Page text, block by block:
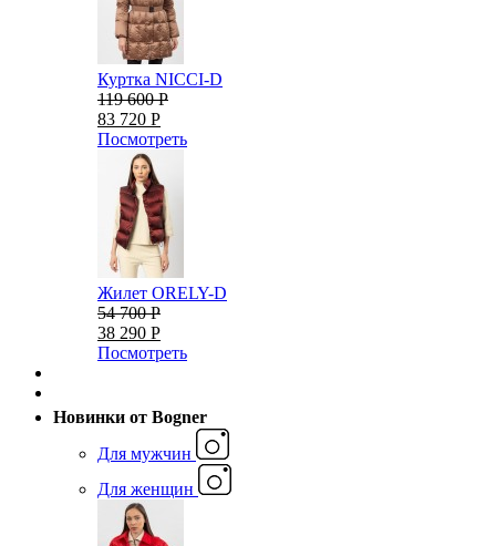
Куртка NICCI-D
119 600 Р
83 720 Р
Посмотреть
Жилет ORELY-D
54 700 Р
38 290 Р
Посмотреть
Новинки от Bogner
Для мужчин
Для женщин